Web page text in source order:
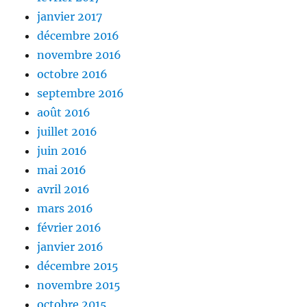
janvier 2017
décembre 2016
novembre 2016
octobre 2016
septembre 2016
août 2016
juillet 2016
juin 2016
mai 2016
avril 2016
mars 2016
février 2016
janvier 2016
décembre 2015
novembre 2015
octobre 2015